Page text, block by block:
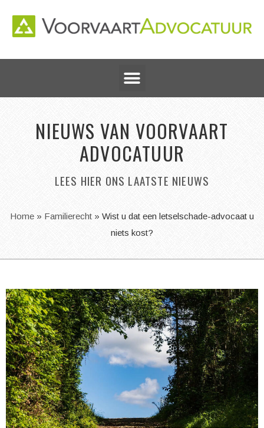
NIEUWS VAN VOORVAART
ADVOCATUUR
LEES HIER ONS LAATSTE NIEUWS
Home » Familierecht » Wist u dat een letselschade-advocaat u
niets kost?